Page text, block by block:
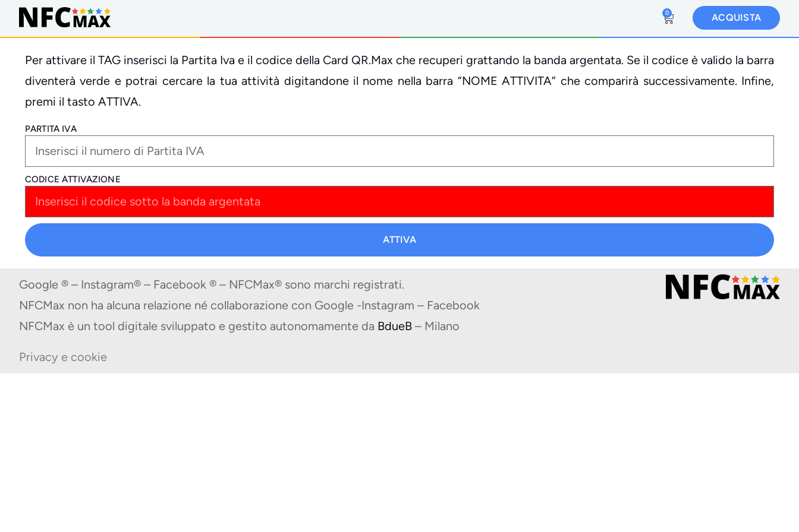
0 ACQUISTA
Per attivare il TAG inserisci la Partita Iva e il codice della Card QR.Max che recuperi grattando la banda argentata. Se il codice è valido la barra
diventerà verde e potrai cercare la tua attività digitandone il nome nella barra “NOME ATTIVITA” che comparirà successivamente. Infine,
premi il tasto ATTIVA.
PARTITA IVA
CODICE ATTIVAZIONE
ATTIVA
Google ® – Instagram® – Facebook ® – NFCMax® sono marchi registrati.
NFCMax non ha alcuna relazione né collaborazione con Google -Instagram – Facebook
NFCMax è un tool digitale sviluppato e gestito autonomamente da BdueB – Milano
Privacy e cookie